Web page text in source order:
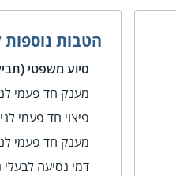
הטבות נוספות
סיוע משפטי
מענק חד פעמי
פיצוי חד פעמי
מענק חד פעמי
דמי נסיעה לבעלי